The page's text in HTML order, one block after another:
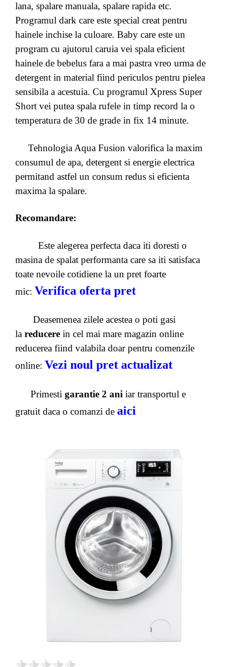
lana, spalare manuala, spalare rapida etc.
Programul dark care este special creat pentru
hainele inchise la culoare. Baby care este un
program cu ajutorul caruia vei spala eficient
hainele de bebelus fara a mai pastra vreo urma de
detergent in material fiind periculos pentru pielea
sensibila a acestuia. Cu programul Xpress Super
Short vei putea spala rufele in timp record la o
temperatura de 30 de grade in fix 14 minute.
Tehnologia Aqua Fusion valorifica la maxim
consumul de apa, detergent si energie electrica
permitand astfel un consum redus si eficienta
maxima la spalare.
Recomandare:
Este alegerea perfecta daca iti doresti o
masina de spalat performanta care sa iti satisfaca
toate nevoile cotidiene la un pret foarte
mic: Verifica oferta pret
Deasemenea zilele acestea o poti gasi
la reducere in cel mai mare magazin online
reducerea fiind valabila doar pentru comenzile
online: Vezi noul pret actualizat
Primesti garantie 2 ani iar transportul e
gratuit daca o comanzi de aici